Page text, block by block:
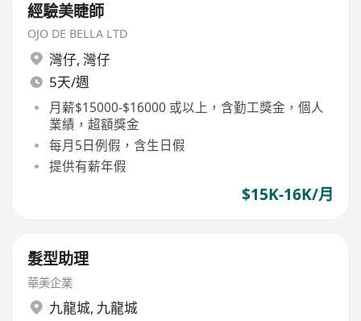
經驗美睫師
OJO DE BELLA LTD
灣仔, 灣仔
5天/週
月薪$15000-$16000 或以上，含勤工獎金，個人
業績，超額獎金
每月5日例假，含生日假
提供有薪年假
$15K-16K/月
髮型助理
華美企業
九龍城, 九龍城